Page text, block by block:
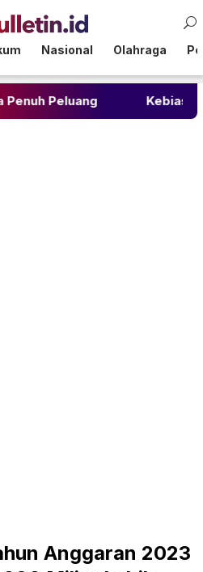
Nasional Olahraga
Kebiasaan Sederhana
Anggaran 2023